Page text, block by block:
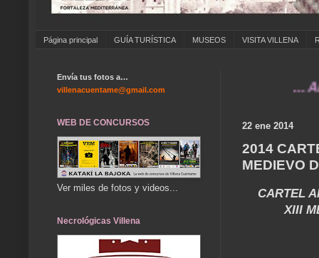
Página principal GUÍA TURÍSTICA MUSEOS VISITA VILLENA
...
22 ene 2014
2014
MEDIEVO
CARTEL
XIII
Envía tus fotos a…
villenacuentame@gmail.com
WEB DE CONCURSOS
Ver miles de fotos y videos...
Necrológicas Villena